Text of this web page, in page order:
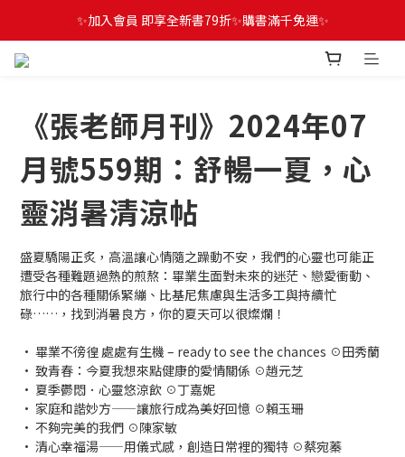
✨加入會員 即享全新書79折✨購書滿千免運✨
《張老師月刊》2024年07
月號559期：舒暢一夏，心
靈消暑清涼帖
盛夏驕陽正炙，高溫讓心情隨之躁動不安，我們的心靈也可能正
遭受各種難題過熱的煎熬：畢業生面對未來的迷茫、戀愛衝動、
旅行中的各種關係緊繃、比基尼焦慮與生活多工與持續忙
碌……，找到消暑良方，你的夏天可以很燦爛！
• 畢業不徬徨 處處有生機 – ready to see the chances ☉田秀蘭
• 致青春：今夏我想來點健康的愛情關係 ☉趙元芝
• 夏季鬱悶．心靈悠涼飲 ☉丁嘉妮
• 家庭和諧妙方——讓旅行成為美好回憶 ☉賴玉珊
• 不夠完美的我們 ☉陳家敏
• 清心幸福湯——用儀式感，創造日常裡的獨特 ☉蔡宛蓁